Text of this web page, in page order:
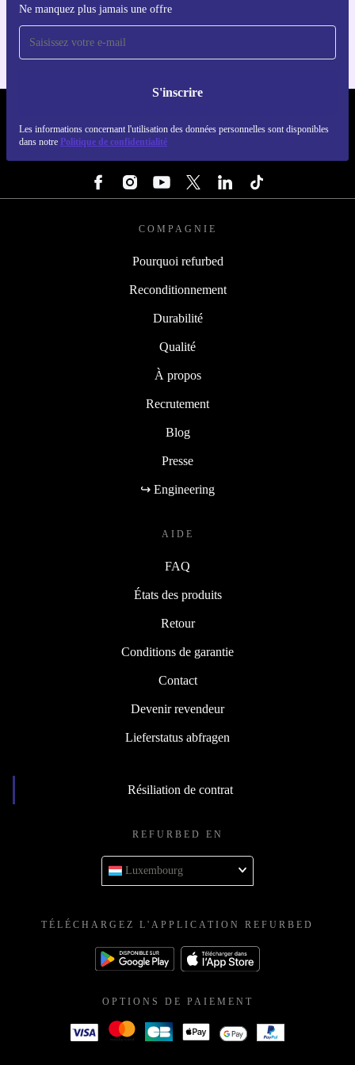
Ne manquez plus jamais une offre
S'inscrire
Les informations concernant l'utilisation des données personnelles sont disponibles
dans notre Politique de confidentialité
Pour iOS et Android
COMPAGNIE
Pourquoi refurbed
Reconditionnement
Durabilité
Qualité
À propos
Recrutement
Blog
Presse
↪ Engineering
AIDE
FAQ
États des produits
Retour
Conditions de garantie
Contact
Devenir revendeur
Lieferstatus abfragen
Résiliation de contrat
REFURBED EN
Luxembourg
TÉLÉCHARGEZ L'APPLICATION REFURBED
OPTIONS DE PAIEMENT